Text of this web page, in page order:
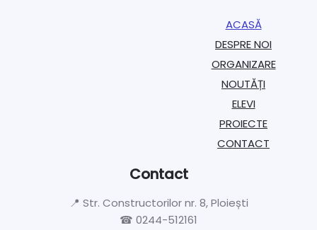
ACASĂ
DESPRE NOI
ORGANIZARE​
NOUTĂȚI
ELEVI
PROIECTE​
CONTACT
Contact
📍 Str. Constructorilor nr. 8, Ploiești
☎ 0244-512161